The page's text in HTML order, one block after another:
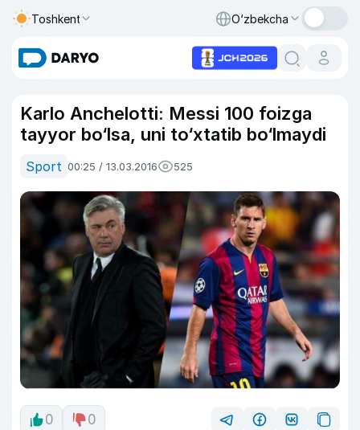
Toshkent O‘zbekcha
Karlo Anchelotti: Messi 100 foizga
tayyor bo‘lsa, uni to‘xtatib bo‘lmaydi
Sport 00:25 / 13.03.2016 525
0 0